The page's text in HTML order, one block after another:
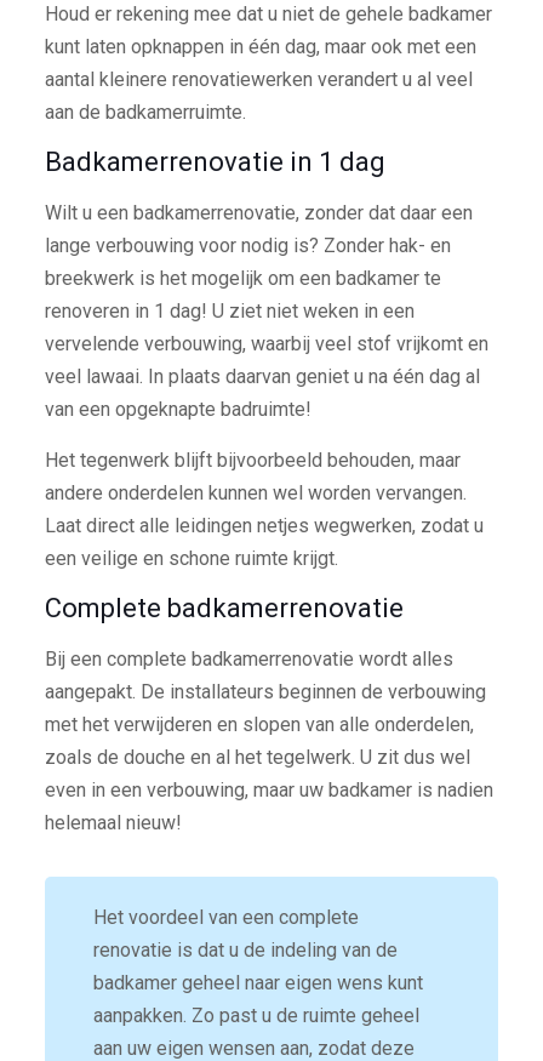
Houd er rekening mee dat u niet de gehele badkamer
kunt laten opknappen in één dag, maar ook met een
aantal kleinere renovatiewerken verandert u al veel
aan de badkamerruimte.
Badkamerrenovatie in 1 dag
Wilt u een badkamerrenovatie, zonder dat daar een
lange verbouwing voor nodig is? Zonder hak- en
breekwerk is het mogelijk om een badkamer te
renoveren in 1 dag! U ziet niet weken in een
vervelende verbouwing, waarbij veel stof vrijkomt en
veel lawaai. In plaats daarvan geniet u na één dag al
van een opgeknapte badruimte!
Het tegenwerk blijft bijvoorbeeld behouden, maar
andere onderdelen kunnen wel worden vervangen.
Laat direct alle leidingen netjes wegwerken, zodat u
een veilige en schone ruimte krijgt.
Complete badkamerrenovatie
Bij een complete badkamerrenovatie wordt alles
aangepakt. De installateurs beginnen de verbouwing
met het verwijderen en slopen van alle onderdelen,
zoals de douche en al het tegelwerk. U zit dus wel
even in een verbouwing, maar uw badkamer is nadien
helemaal nieuw!
Het voordeel van een complete
renovatie is dat u de indeling van de
badkamer geheel naar eigen wens kunt
aanpakken. Zo past u de ruimte geheel
aan uw eigen wensen aan, zodat deze